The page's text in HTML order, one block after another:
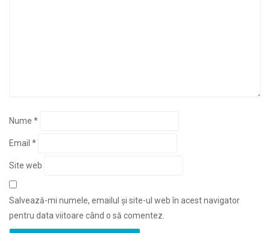
Nume *
Email *
Site web
Salvează-mi numele, emailul și site-ul web în acest navigator
pentru data viitoare când o să comentez.